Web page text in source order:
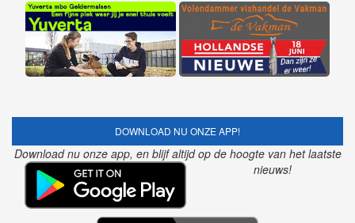
DOWNLOAD NU ONZE APP!
Download nu onze app, en blijf altijd op de hoogte van het laatste
nieuws!